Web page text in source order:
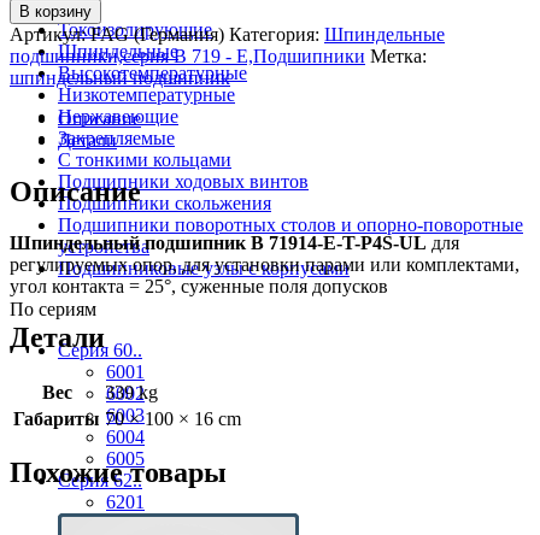
Токоизолирующие
Шпиндельные
Высокотемпературные
Низкотемпературные
Нержавеющие
Закрепляемые
С тонкими кольцами
Подшипники ходовых винтов
Подшипники скольжения
Подшипники поворотных столов и опорно-поворотные
устройства
Подшипниковые узлы с корпусами
По сериям
Серия 60..
6001
6002
6003
6004
6005
Серия 62..
6201
6202
В корзину
Артикул:FAG (Германия) Категория: Шпиндельные
подшипники,серия В 719 - Е,Подшипники Метка:
шпиндельный подшипник
Описание
Детали
Описание
Шпиндельный подшипник B 71914-E-T-P4S-UL для
регулируемых опор, для установки парами или комплектами,
угол контакта = 25°, суженные поля допусков
Детали
Вес
339 kg
Габариты 70 × 100 × 16 cm
Похожие товары